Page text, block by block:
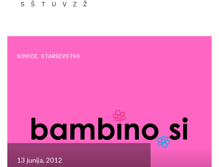
S
Š T U V Z Ž
NOVICE STARŠEVSTVO
13 junija, 2012